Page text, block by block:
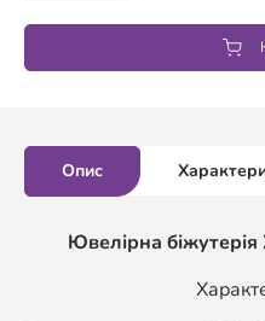
Опис
Ювелірна